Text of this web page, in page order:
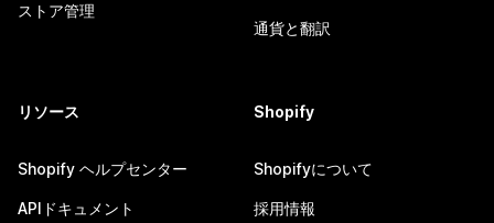
ストア管理
通貨と翻訳
リソース
Shopify ヘルプセンター
APIドキュメント
Shopify
Shopifyについて
採用情報